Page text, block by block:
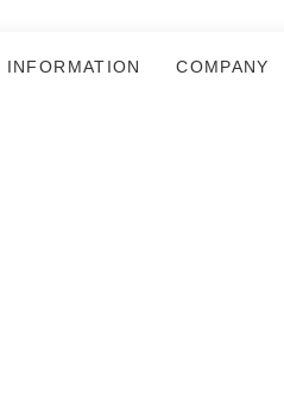
INFORMATION COMPANY